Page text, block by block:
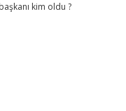
kim oldu ?